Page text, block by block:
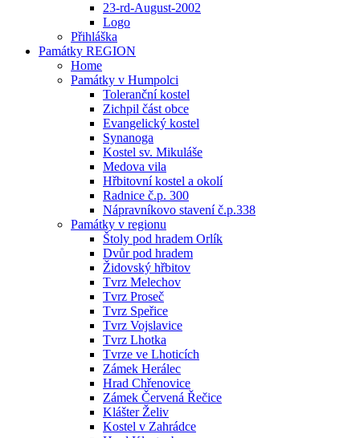
23-rd-August-2002
Logo
Přihláška
Památky REGION
Home
Památky v Humpolci
Toleranční kostel
Zichpil část obce
Evangelický kostel
Synanoga
Kostel sv. Mikuláše
Medova vila
Hřbitovní kostel a okolí
Radnice č.p. 300
Nápravníkovo stavení č.p.338
Památky v regionu
Štoly pod hradem Orlík
Dvůr pod hradem
Židovský hřbitov
Tvrz Melechov
Tvrz Proseč
Tvrz Speřice
Tvrz Vojslavice
Tvrz Lhotka
Tvrze ve Lhoticích
Zámek Herálec
Hrad Chřenovice
Zámek Červená Řečice
Klášter Želiv
Kostel v Zahrádce